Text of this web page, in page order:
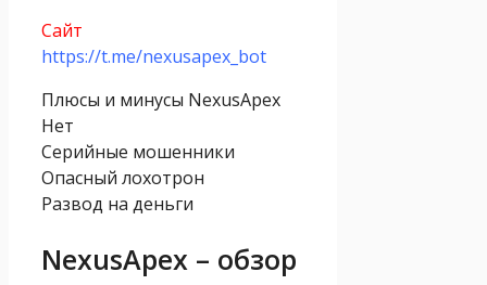
Сайт
https://t.me/nexusapex_bot
Плюсы и минусы NexusApex
Нет
Серийные мошенники
Опасный лохотрон
Развод на деньги
NexusApex – обзор